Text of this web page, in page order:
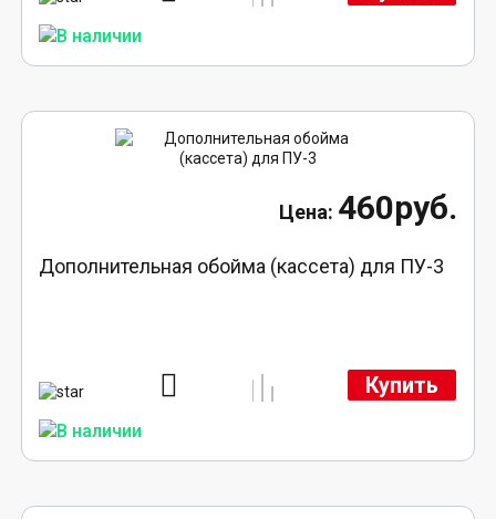
460руб.
Дополнительная обойма (кассета) для ПУ-3
Купить